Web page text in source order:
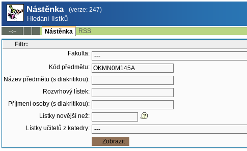
Nástěnka (verze: 247)
Hledání lístků
--:-- Nástěnka
RSS
Filtr:
Fakulta:
Kód předmětu:
Název předmětu (s diakritikou):
Rozvrhový lístek:
Příjmení osoby (s diakritikou):
Lístky novější než:
Lístky učitelů z katedry: